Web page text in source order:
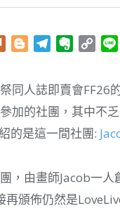
Plurk BloggerTelegramEvernote
Copy
同人誌即賣會FF26
加的社團，其中不
的是這一間社團:
，由畫師Jacob一
頒佈仍然是